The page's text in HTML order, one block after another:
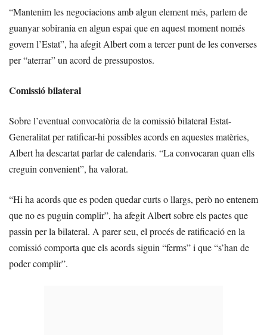
“Mantenim les negociacions amb algun element més, parlem de
guanyar sobirania en algun espai que en aquest moment només
govern l’Estat”, ha afegit Albert com a tercer punt de les converses
per “aterrar” un acord de pressupostos.
Comissió bilateral
Sobre l’eventual convocatòria de la comissió bilateral Estat-
Generalitat per ratificar-hi possibles acords en aquestes matèries,
Albert ha descartat parlar de calendaris. “La convocaran quan ells
creguin convenient”, ha valorat.
“Hi ha acords que es poden quedar curts o llargs, però no entenem
que no es puguin complir”, ha afegit Albert sobre els pactes que
passin per la bilateral. A parer seu, el procés de ratificació en la
comissió comporta que els acords siguin “ferms” i que “s’han de
poder complir”.